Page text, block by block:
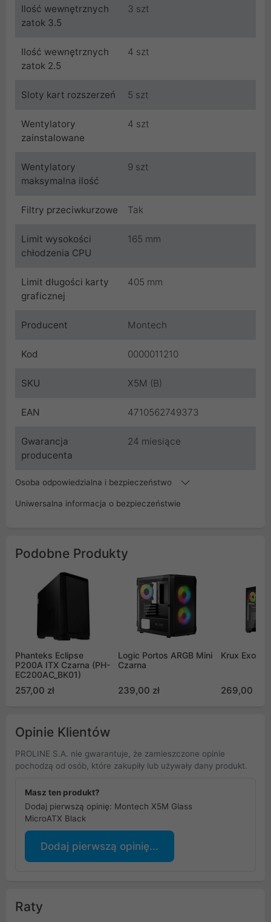
Ilość wewnętrznych
zatok 3.5
3 szt
Ilość wewnętrznych
zatok 2.5
4 szt
Sloty kart rozszerzeń 5 szt
Wentylatory
zainstalowane
4 szt
Wentylatory
maksymalna ilość
9 szt
Filtry przeciwkurzowe Tak
Limit wysokości
chłodzenia CPU
165 mm
Limit długości karty
graficznej
405 mm
Producent Montech
Kod 0000011210
SKU X5M (B)
EAN 4710562749373
Gwarancja
producenta
24 miesiące
Osoba odpowiedzialna i bezpieczeństwo
Uniwersalna informacja o bezpieczeństwie
Podobne Produkty
Phanteks Eclipse
P200A ITX Czarna (PH-
EC200AC_BK01)
257,00 zł
Logic Portos ARGB Mini
Czarna
239,00 zł
Krux Exo
269,00 zł
Opinie Klientów
PROLINE S.A. nie gwarantuje, że zamieszczone opinie
pochodzą od osób, które zakupiły lub używały dany produkt.
Masz ten produkt?
Dodaj pierwszą opinię: Montech X5M Glass
MicroATX Black
Dodaj pierwszą opinię...
Raty